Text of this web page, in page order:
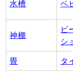
水槽 ベ
神棚
ビ
シ
畳 タ